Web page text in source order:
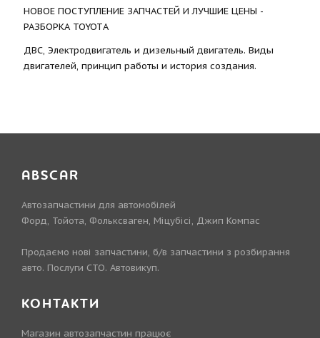
НОВОЕ ПОСТУПЛЕНИЕ ЗАПЧАСТЕЙ И ЛУЧШИЕ ЦЕНЫ -
РАЗБОРКА TOYOTА
ДВС, Электродвигатель и дизельный двигатель. Виды
двигателей, принцип работы и история создания.
ABSCAR
Автозапчастини для автомобілей
Форд, Тойота, Фольксваген, Міцубісі, Джип Компас
Продаємо нові запчастини, б/в запчастини з розбирання
авто. Послуги СТО. Автовикуп.
КОНТАКТИ
Магазин автозапчастин працює